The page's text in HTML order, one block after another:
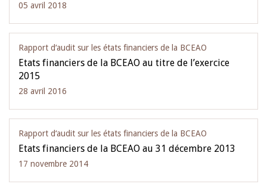
05 avril 2018
Rapport d‘audit sur les états financiers de la BCEAO
Etats financiers de la BCEAO au titre de l’exercice
2015
28 avril 2016
Rapport d‘audit sur les états financiers de la BCEAO
Etats financiers de la BCEAO au 31 décembre 2013
17 novembre 2014